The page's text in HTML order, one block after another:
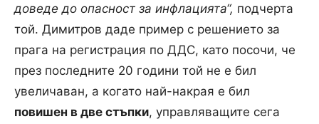
доведе до опасност за инфлацията“, подчерта
той. Димитров даде пример с решението за
прага на регистрация по ДДС, като посочи, че
през последните 20 години той не е бил
увеличаван, а когато най-накрая е бил
повишен в две стъпки, управляващите сега